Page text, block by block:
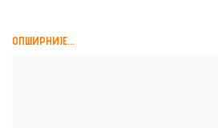
ОПШИРНИЈЕ...